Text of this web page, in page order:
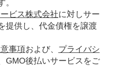
。
ビス株式会社に対しサー
提供し、代金債権を譲渡
事項および、 プライバシ
GMO後払いサービスをご